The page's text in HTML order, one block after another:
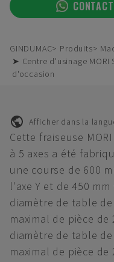
GINDUMAC Produits
➤ Centre d'usinage MORI
d'occasion
Afficher dans la
Cette fraiseuse MORI
à 5 axes a été
une course de 600
l'axe Y et de 450
diamètre de table
maximal de pièce
diamètre de table
maximal de pièce de